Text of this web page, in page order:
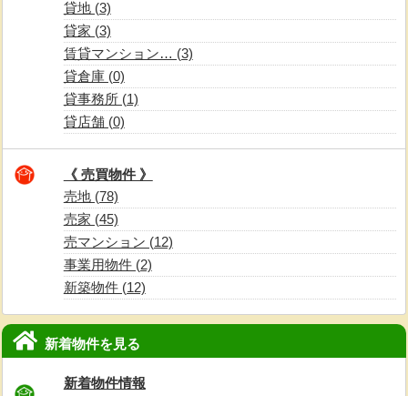
貸地 (3)
貸家 (3)
賃貸マンション… (3)
貸倉庫 (0)
貸事務所 (1)
貸店舗 (0)
《 売買物件 》
売地 (78)
売家 (45)
売マンション (12)
事業用物件 (2)
新築物件 (12)
新着物件を見る
新着物件情報